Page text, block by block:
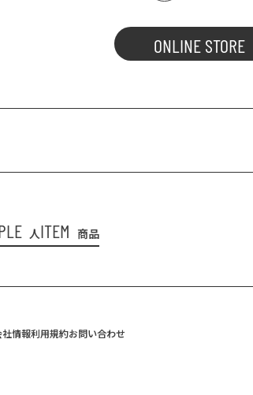
ONLINE STORE
人ITEM 商品
社情報利用規約お問い合わせ